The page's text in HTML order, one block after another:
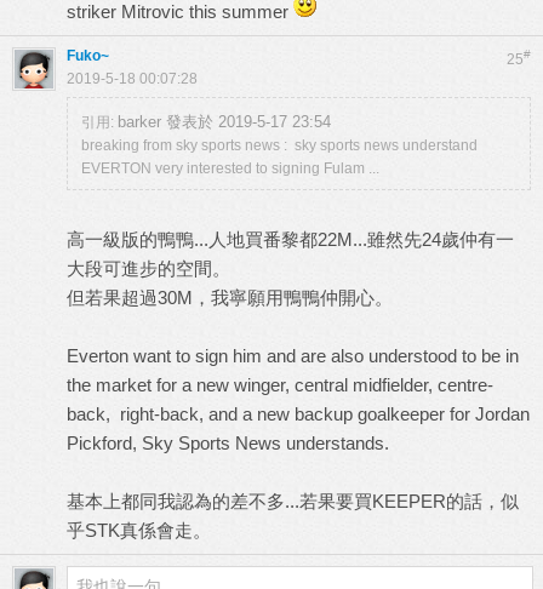
striker Mitrovic this summer
25#
Fuko~
2019-5-18 00:07:28
引用: barker 發表於 2019-5-17 23:54
breaking from sky sports news : sky sports news understand
EVERTON very interested to signing Fulam ...
高一級版的鴨鴨...人地買番黎都22M...雖然先24歲仲有一
大段可進步的空間。
但若果超過30M，我寧願用鴨鴨仲開心。
Everton want to sign him and are also understood to be in
the market for a new winger, central midfielder, centre-
back, right-back, and a new backup goalkeeper for Jordan
Pickford, Sky Sports News understands.
基本上都同我認為的差不多...若果要買KEEPER的話，似
乎STK真係會走。